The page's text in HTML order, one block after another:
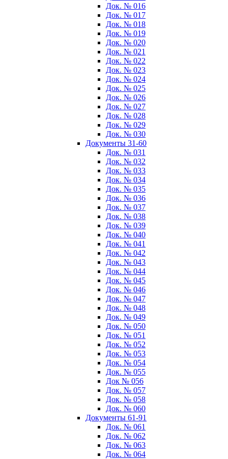
Док. № 016
Док. № 017
Док. № 018
Док. № 019
Док. № 020
Док. № 021
Док. № 022
Док. № 023
Док. № 024
Док. № 025
Док. № 026
Док. № 027
Док. № 028
Док. № 029
Док. № 030
Документы 31-60
Док. № 031
Док. № 032
Док. № 033
Док. № 034
Док. № 035
Док. № 036
Док. № 037
Док. № 038
Док. № 039
Док. № 040
Док. № 041
Док. № 042
Док. № 043
Док. № 044
Док. № 045
Док. № 046
Док. № 047
Док. № 048
Док. № 049
Док. № 050
Док. № 051
Док. № 052
Док. № 053
Док. № 054
Док. № 055
Док № 056
Док. № 057
Док. № 058
Док. № 060
Документы 61-91
Док. № 061
Док. № 062
Док. № 063
Док. № 064